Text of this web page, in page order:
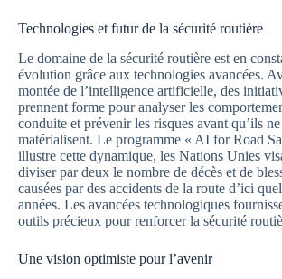
Technologies et futur de la sécurité routière
Le domaine de la sécurité routière est en
évolution grâce aux technologies avancées.
montée de l’intelligence artificielle, des
prennent forme pour analyser les
conduite et prévenir les risques avant qu’ils ne
matérialisent. Le programme « AI for Road
illustre cette dynamique, les Nations Unies
diviser par deux le nombre de décès et de
causées par des accidents de la route d’ici
années. Les avancées technologiques
outils précieux pour renforcer la sécurité
Une vision optimiste pour l’avenir